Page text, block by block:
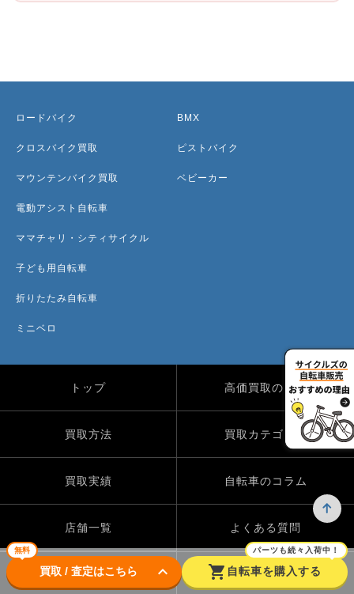
無料
買取 / 査定はこちら keyboard_arrow_down shopping_cart
パーツも続々入荷中！
自転車を購入する
ロードバイク
クロスバイク買取
マウンテンバイク買取
電動アシスト自転車
ママチャリ・シティサイクル
子ども用自転車
折りたたみ自転車
ミニベロ
BMX
ピストバイク
ベビーカー
トップ 高価買取のワケ
買取方法 買取カテゴリー
買取実績 自転車のコラム
店舗一覧 よくある質問
Instagram X